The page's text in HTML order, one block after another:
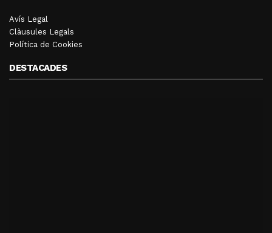
Avís Legal
Clàusules Legals
Política de Cookies
DESTACADES